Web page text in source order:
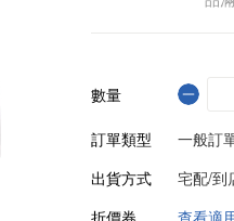
數量
訂單類型
一般訂
出貨方式
宅配/到
折價券
查看適